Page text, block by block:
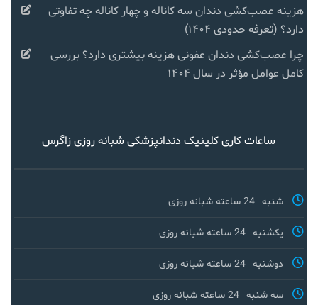
هزینه عصب‌کشی دندان سه کاناله و چهار کاناله چه تفاوتی
دارد؟ (تعرفه حدودی ۱۴۰۴)
چرا عصب‌کشی دندان عفونی هزینه بیشتری دارد؟ بررسی
کامل عوامل مؤثر در سال ۱۴۰۴
ساعات کاری کلینیک دندانپزشکی شبانه روزی زاگرس
شنبه 24 ساعته شبانه روزی
یکشنبه 24 ساعته شبانه روزی
دوشنبه 24 ساعته شبانه روزی
سه شنبه 24 ساعته شبانه روزی